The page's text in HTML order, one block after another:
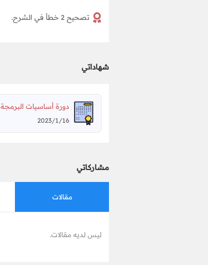
تصحيح 2 خطأ في الشرح.
شهاداتي
دورة أساسيات البرمجة
2023/1/16
مشاركاتي
مقالات
ليس لديه مقالات.